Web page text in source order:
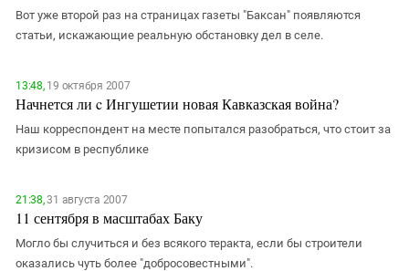
Вот уже второй раз на страницах газеты "Баксан" появляются
статьи, искажающие реальную обстановку дел в селе.
13:48,19 октября 2007
Начнется ли c Ингушетии новая Кавказская война?
Наш корреспондент на месте попытался разобраться, что стоит за
кризисом в республике
21:38,31 августа 2007
11 сентября в масштабах Баку
Могло бы случиться и без всякого теракта, если бы строители
оказались чуть более "добросовестными".